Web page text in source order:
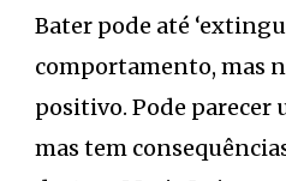
Bater pode até
comportamento, mas
positivo. Pode parecer
mas tem